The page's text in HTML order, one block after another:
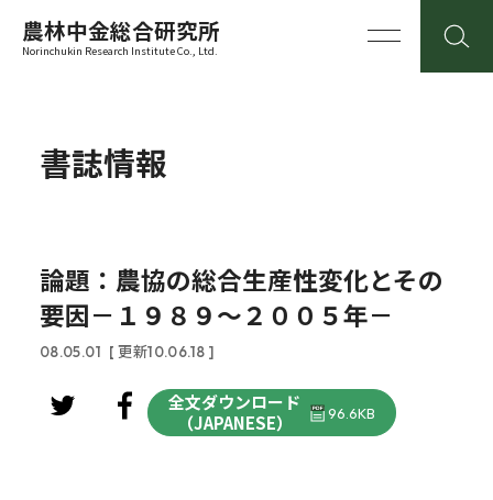
農林中金総合研究所
Norinchukin Research Institute Co., Ltd.
書誌情報
論題：農協の総合生産性変化とその
要因－１９８９～２００５年－
08.05.01 [ 更新10.06.18 ]
全文ダウンロード
（JAPANESE）
96.6KB